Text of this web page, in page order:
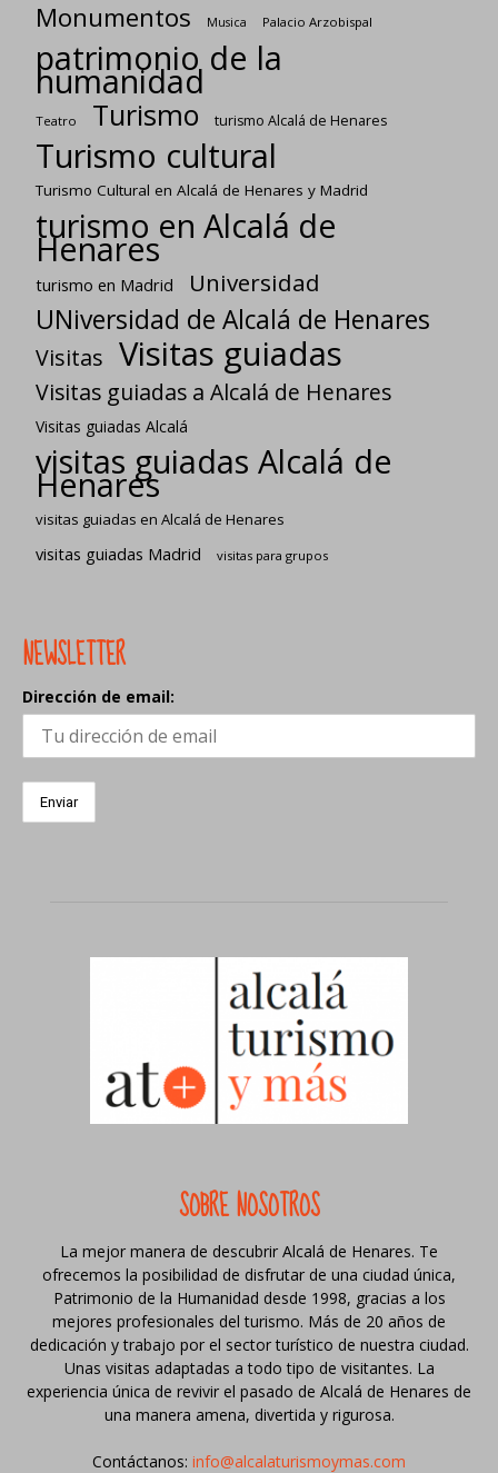
Monumentos Musica Palacio Arzobispal
patrimonio de la
humanidad
Teatro Turismo turismo Alcalá de Henares
Turismo cultural
Turismo Cultural en Alcalá de Henares y Madrid
turismo en Alcalá de
Henares
turismo en Madrid Universidad
UNiversidad de Alcalá de Henares
Visitas Visitas guiadas
Visitas guiadas a Alcalá de Henares
Visitas guiadas Alcalá
visitas guiadas Alcalá de
Henares
visitas guiadas en Alcalá de Henares
visitas guiadas Madrid visitas para grupos
NEWSLETTER
Dirección de email:
SOBRE NOSOTROS
La mejor manera de descubrir Alcalá de Henares. Te
ofrecemos la posibilidad de disfrutar de una ciudad única,
Patrimonio de la Humanidad desde 1998, gracias a los
mejores profesionales del turismo. Más de 20 años de
dedicación y trabajo por el sector turístico de nuestra ciudad.
Unas visitas adaptadas a todo tipo de visitantes. La
experiencia única de revivir el pasado de Alcalá de Henares de
una manera amena, divertida y rigurosa.
Contáctanos: info@alcalaturismoymas.com